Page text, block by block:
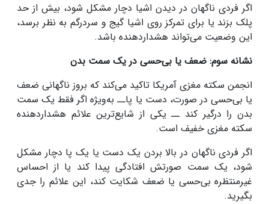
اگر فردی ناگهان در دیدن اشیا دچار مشکل شود، بیش از حد
پلک بزند یا برای تمرکز روی اشیا گیج و سردرگم به نظر برسد،
این وضعیت می‌تواند هشداردهنده باشد.
نشانه سوم: ضعف یا بی‌حسی در یک سمت بدن
انجمن سکته مغزی آمریکا تاکید می‌کند که بروز ناگهانی ضعف
یا بی‌حسی در صورت، دست یا پاــ به‌ویژه اگر فقط یک سمت
بدن را درگیر کند ــ یکی از شایع‌ترین علائم هشداردهنده
سکته مغزی خفیف است.
اگر فردی ناگهان در بالا بردن یک دست یا یک پا دچار مشکل
شود، یک سمت صورتش افتادگی پیدا کند یا از احساس
غیرمنتظره بی‌حسی یا ضعف شکایت کند، این علائم را جدی
بگیرید.